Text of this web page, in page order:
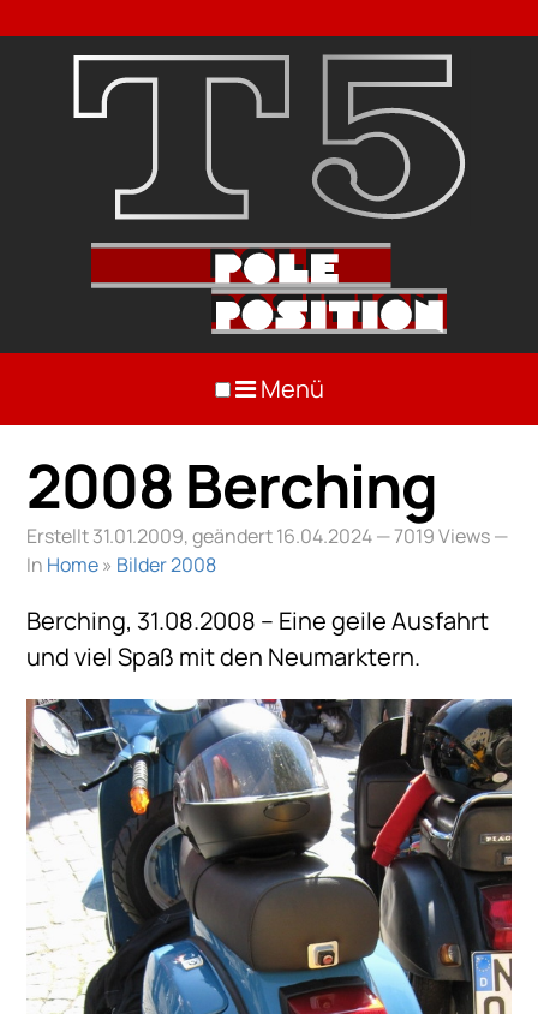
Menü
2008 Berching
Erstellt 31.01.2009, geändert 16.04.2024— 7019 Views —
In Home» Bilder 2008
Berching, 31.08.2008 – Eine geile Ausfahrt
und viel Spaß mit den Neumarktern.